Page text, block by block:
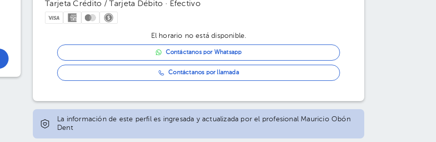
Tarjeta Crédito / Tarjeta Débito · Efectivo
El horario no está disponible.
Contáctanos por Whatsapp
Contáctanos por llamada
La información de este perfil es ingresada y actualizada por el profesional Mauricio Obón
Dent